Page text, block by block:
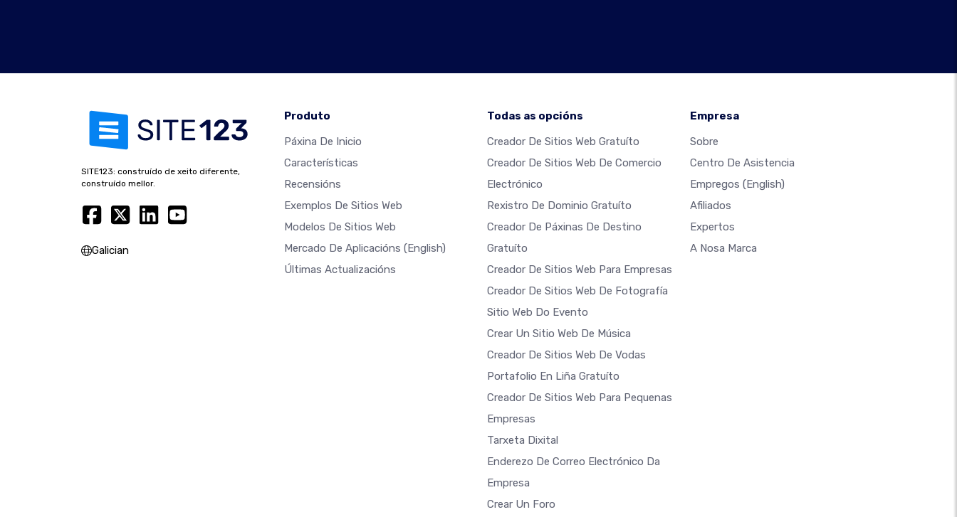
SITE123: construído de xeito diferente,
construído mellor.
Galician
Produto
Páxina De Inicio
Características
Recensións
Exemplos De Sitios Web
Modelos De Sitios Web
Mercado De Aplicacións (English)
Últimas Actualizacións
Todas as opcións
Creador De Sitios Web Gratuíto
Creador De Sitios Web De Comercio
Electrónico
Rexistro De Dominio Gratuíto
Creador De Páxinas De Destino
Gratuíto
Creador De Sitios Web Para Empresas
Creador De Sitios Web De Fotografía
Sitio Web Do Evento
Crear Un Sitio Web De Música
Creador De Sitios Web De Vodas
Portafolio En Liña Gratuíto
Creador De Sitios Web Para Pequenas
Empresas
Tarxeta Dixital
Enderezo De Correo Electrónico Da
Empresa
Crear Un Foro
Empresa
Sobre
Centro De Asistencia
Empregos (English)
Afiliados
Expertos
A Nosa Marca